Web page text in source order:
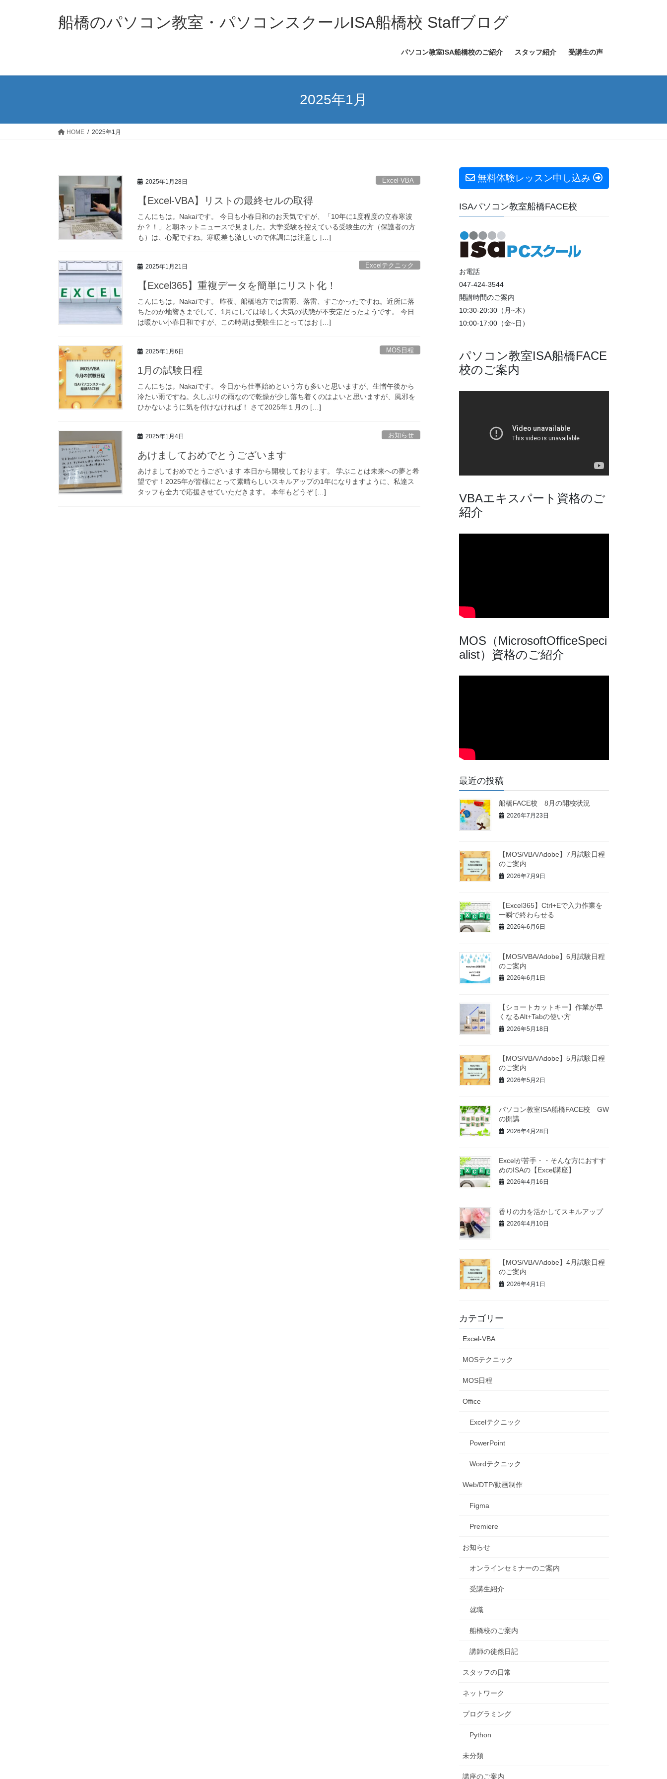
ス
ン
船橋のパソコン教室・パソコンスクールISA船橋校 Staffブログ
パソコン教室ISA船橋校のご紹介 スタッフ紹介 受講生の声
2025年1月
HOME 2025年1月
2025年1月28日 Excel-VBA
【Excel-VBA】リストの最終セルの取得
こんにちは。Nakaiです。 今日も小春日和のお天気ですが、「10年に1度程度の立春寒波
か？！」と朝ネットニュースで見ました。大学受験を控えている受験生の方（保護者の方
も）は、心配ですね。寒暖差も激しいので体調には注意し […]
2025年1月21日 Excelテクニック
【Excel365】重複データを簡単にリスト化！
こんにちは。Nakaiです。 昨夜、船橋地方では雷雨、落雷、すごかったですね。近所に落
ちたのか地響きまでして、1月にしては珍しく大気の状態が不安定だったようです。 今日
は暖かい小春日和ですが、この時期は受験生にとってはお […]
2025年1月6日 MOS日程
1月の試験日程
こんにちは。Nakaiです。 今日から仕事始めという方も多いと思いますが、生憎午後から
冷たい雨ですね。久しぶりの雨なので乾燥が少し落ち着くのはよいと思いますが、風邪を
ひかないように気を付けなければ！ さて2025年１月の […]
2025年1月4日 お知らせ
あけましておめでとうございます
あけましておめでとうございます 本日から開校しております。 学ぶことは未来への夢と希
望です！2025年が皆様にとって素晴らしいスキルアップの1年になりますように、私達ス
タッフも全力で応援させていただきます。 本年もどうぞ […]
無料体験レッスン申し込み
ISAパソコン教室船橋FACE校
お電話
047-424-3544
開講時間のご案内
10:30-20:30（月~木）
10:00-17:00（金~日）
パソコン教室ISA船橋FACE
校のご案内
VBAエキスパート資格のご
紹介
MOS（MicrosoftOfficeSpeci
alist）資格のご紹介
最近の投稿
船橋FACE校 8月の開校状況
2026年7月23日
【MOS/VBA/Adobe】7月試験日程
のご案内
2026年7月9日
【Excel365】Ctrl+Eで入力作業を
一瞬で終わらせる
2026年6月6日
【MOS/VBA/Adobe】6月試験日程
のご案内
2026年6月1日
【ショートカットキー】作業が早
くなるAlt+Tabの使い方
2026年5月18日
【MOS/VBA/Adobe】5月試験日程
のご案内
2026年5月2日
パソコン教室ISA船橋FACE校 GW
の開講
2026年4月28日
Excelが苦手・・そんな方におすす
めのISAの【Excel講座】
2026年4月16日
香りの力を活かしてスキルアップ
2026年4月10日
【MOS/VBA/Adobe】4月試験日程
のご案内
2026年4月1日
カテゴリー
Excel-VBA
MOSテクニック
MOS日程
Office
Excelテクニック
PowerPoint
Wordテクニック
Web/DTP/動画制作
Figma
Premiere
お知らせ
オンラインセミナーのご案内
受講生紹介
就職
船橋校のご案内
講師の徒然日記
スタッフの日常
ネットワーク
プログラミング
Python
未分類
講座のご案内